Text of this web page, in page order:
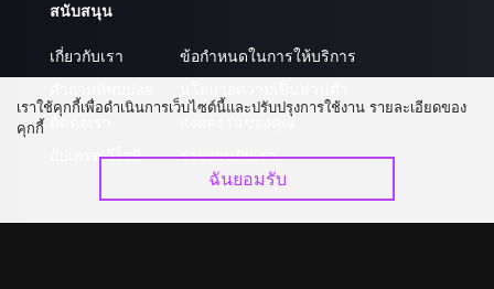
สนับสนุน
เกี่ยวกับเรา
ติดต่อเรา
อัปเกรด วีไอพี
ข้อกำหนดในการให้บริการ
ส่งผลงานของคุณ
ร่วมงานกับเรา
เราใช้คุกกี้เพื่อดำเนินการเว็บไซต์นี้และปรับปรุงการใช้งาน รายละเอียดของ
คุกกี้
ฉันยอมรับ